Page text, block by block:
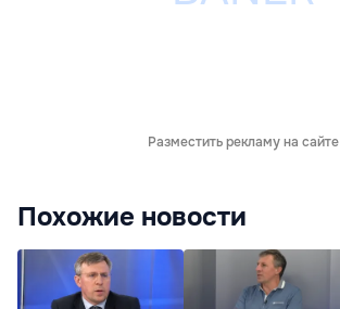
Разместить рекламу на сайте
Похожие новости